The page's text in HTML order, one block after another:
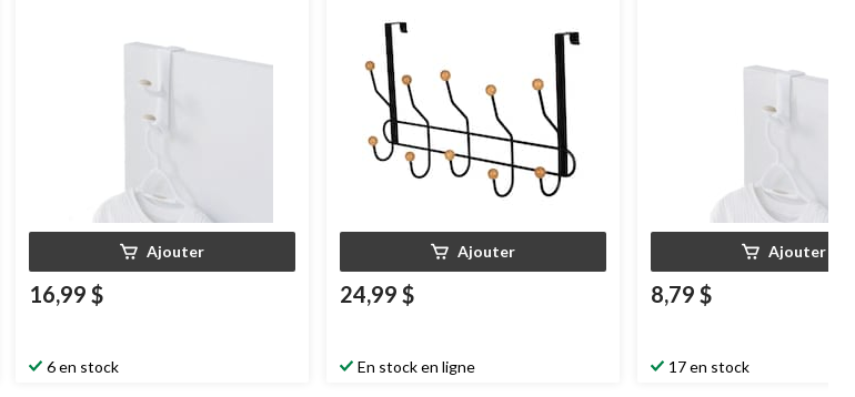
Ajouter
16,99 $
6 en stock
Ajouter
24,99 $
En stock en ligne
Ajouter
8,79 $
17 en stock